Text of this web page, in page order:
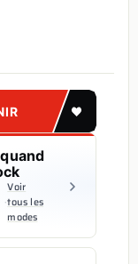
·
Voir
tous les
modes